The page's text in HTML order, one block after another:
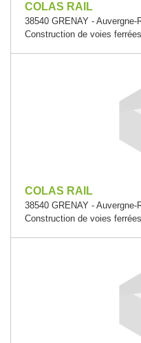
COLAS RAIL
38540 GRENAY - Auvergne-
Construction de voies
COLAS RAIL
38540 GRENAY - Auvergne-
Construction de voies